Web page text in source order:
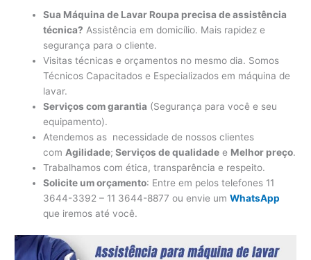
Sua Máquina de Lavar Roupa precisa de assistência
técnica? Assistência em domicílio. Mais rapidez e
segurança para o cliente.
Visitas técnicas e orçamentos no mesmo dia. Somos
Técnicos Capacitados e Especializados em máquina de
lavar.
Serviços com garantia (Segurança para você e seu
equipamento).
Atendemos as necessidade de nossos clientes
com Agilidade; Serviços de qualidade e Melhor preço.
Trabalhamos com ética, transparência e respeito.
Solicite um orçamento: Entre em pelos telefones 11
3644-3392 – 11 3644-8877 ou envie umWhatsApp
que iremos até você.